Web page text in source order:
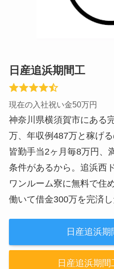
日産追浜期間工
現在の入社祝い金50万円
神奈川県横須賀市にある
万、年収例487万と稼げ
皆勤手当2ヶ月毎8万円、
条件があるから。追浜西
ワンルーム寮に無料で住
働いて借金300万を完済し
日産追浜期
日産追浜期